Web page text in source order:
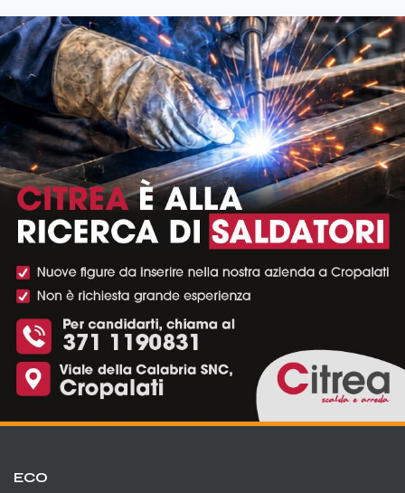
ECO